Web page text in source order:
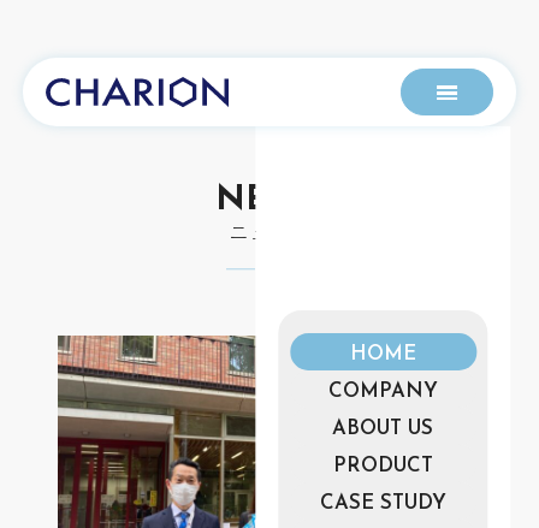
HOME
COMPANY
ABOUT US
PRODUCT
CASE STUDY
NEWS
ニュース